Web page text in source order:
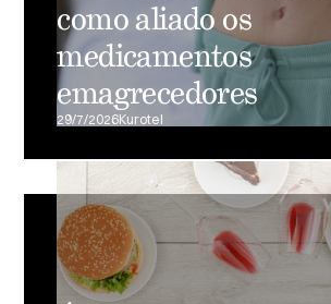
como aliado os
medicamentos
emagrecedores
29/7/2026Kurotel